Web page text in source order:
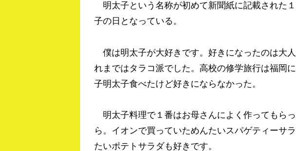
明太子という名称が初めて新聞紙に記載された
子の日となっている。
僕は明太子が大好きです。好きになったのは大
れまではタラコ派でした。高校の修学旅行は福岡
子明太子食べたけど好きにならなかった。
明太子料理で１番はお母さんによく作ってもら
ら。イオンで買っていためんたいスパゲティーサ
たいポテトサラダも好きです。